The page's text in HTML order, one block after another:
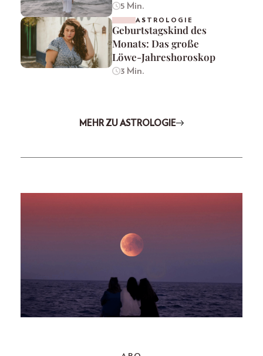
5 Min.
ASTROLOGIE
Geburtstagskind des
Monats: Das große
Löwe-Jahreshoroskop
3 Min.
MEHR ZU ASTROLOGIE